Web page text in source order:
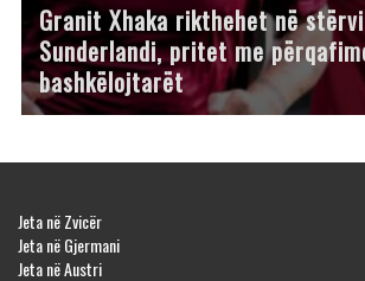
Granit Xhaka rikthehet në
Sunderlandi, pritet me
bashkëlojtarët
Jeta në Zvicër
Jeta në Gjermani
Jeta në Austri